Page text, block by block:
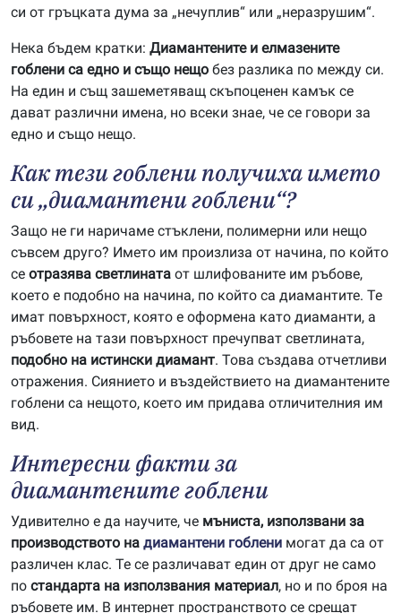
си от гръцката дума за „нечуплив“ или „неразрушим“.
Нека бъдем кратки: Диамантените и елмазените
гоблени са едно и също нещо без разлика по между си.
На един и същ зашеметяващ скъпоценен камък се
дават различни имена, но всеки знае, че се говори за
едно и също нещо.
Как тези гоблени получиха името
си „диамантени гоблени“?
Защо не ги наричаме стъклени, полимерни или нещо
съвсем друго? Името им произлиза от начина, по който
се отразява светлината от шлифованите им ръбове,
което е подобно на начина, по който са диамантите. Те
имат повърхност, която е оформена като диаманти, а
ръбовете на тази повърхност пречупват светлината,
подобно на истински диамант. Това създава отчетливи
отражения. Сиянието и въздействието на диамантените
гоблени са нещото, което им придава отличителния им
вид.
Интересни факти за
диамантените гоблени
Удивително е да научите, че мъниста, използвани за
производството на диамантени гоблени могат да са от
различен клас. Те се различават един от друг не само
по стандарта на използвания материал, но и по броя на
ръбовете им. В интернет пространството се срещат